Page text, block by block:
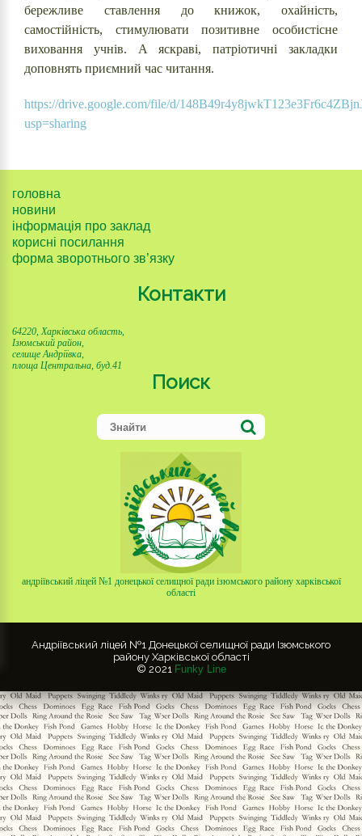
бережливе ставлення до книжок, охайність,
самостійність, стимулювати позитивне особистісне
виховання учнів. А яскраві, патріотичні закладки
доповнять приємний час читання.
https://drive.google.com/file/d/
usp=sharing
андріївський ліцей №1 донецької селищної ради ізюмського району харківської
області
головна
новини
інформація про заклад
корисні посилання
форма зворотнього зв’язку
Контакти
64220, Харківська область,
Ізюмський район,
селище Андріївка,
площа Центральна, буд.41
Поиск
Андріївський ліцей №1 Донецької селищної ради Ізюмського
району Харківської області
© 2021 Funky Line